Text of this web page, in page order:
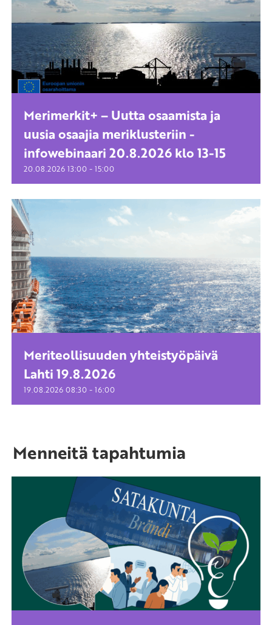
Merimerkit+ – Uutta osaamista ja
uusia osaajia meriklusteriin -
infowebinaari 20.8.2026 klo 13-15
20.08.2026 13:00 - 15:00
Meriteollisuuden yhteistyöpäivä
Lahti 19.8.2026
19.08.2026 08:30 - 16:00
Menneitä tapahtumia